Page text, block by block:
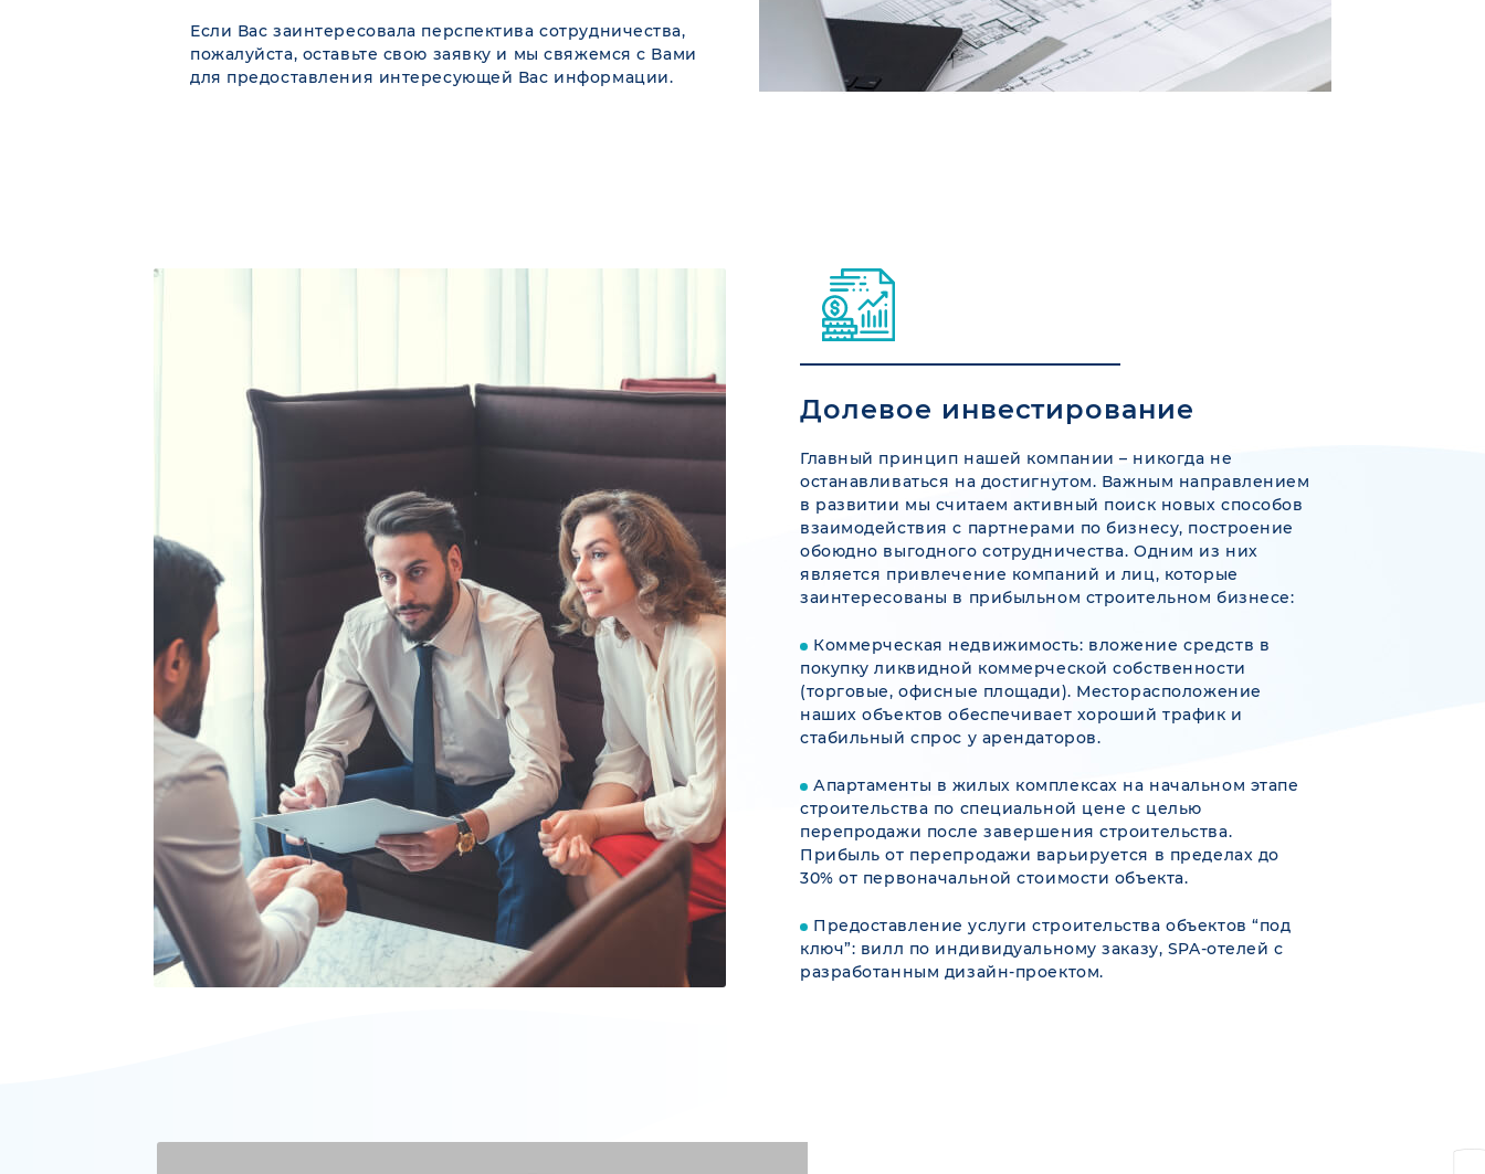
Если Вас заинтересовала перспектива сотрудничества,
пожалуйста, оставьте свою заявку и мы свяжемся с Вами
для предоставления интересующей Вас информации.
Долевое инвестирование
Главный принцип нашей компании – никогда не
останавливаться на достигнутом. Важным направлением
в развитии мы считаем активный поиск новых способов
взаимодействия с партнерами по бизнесу, построение
обоюдно выгодного сотрудничества. Одним из них
является привлечение компаний и лиц, которые
заинтересованы в прибыльном строительном бизнесе:
Коммерческая недвижимость: вложение средств в
покупку ликвидной коммерческой собственности
(торговые, офисные площади). Месторасположение
наших объектов обеспечивает хороший трафик и
стабильный спрос у арендаторов.
Апартаменты в жилых комплексах на начальном этапе
строительства по специальной цене с целью
перепродажи после завершения строительства.
Прибыль от перепродажи варьируется в пределах до
30% от первоначальной стоимости объекта.
Предоставление услуги строительства объектов “под
ключ”: вилл по индивидуальному заказу, SPA-отелей с
разработанным дизайн-проектом.